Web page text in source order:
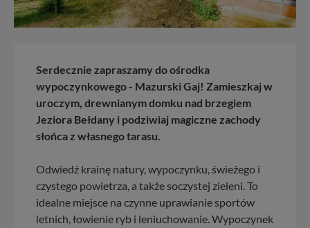
Serdecznie zapraszamy do ośrodka
wypoczynkowego - Mazurski Gaj! Zamieszkaj w
uroczym, drewnianym domku nad brzegiem
Jeziora Bełdany i podziwiaj magiczne zachody
słońca z własnego tarasu.
Odwiedź krainę natury, wypoczynku, świeżego i
czystego powietrza, a także soczystej zieleni. To
idealne miejsce na czynne uprawianie sportów
letnich, łowienie ryb i leniuchowanie. Wypoczynek